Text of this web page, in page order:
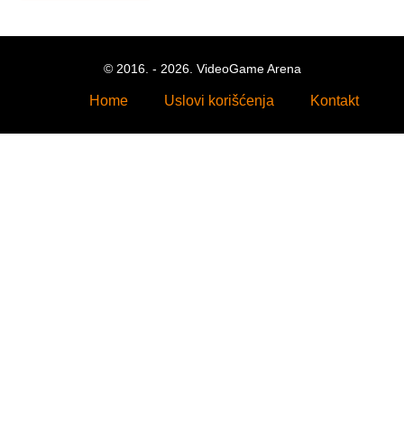
© 2016. - 2026. VideoGame Arena
Home Uslovi korišćenja Kontakt